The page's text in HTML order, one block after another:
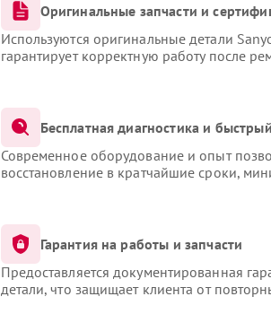
Оригинальные запчасти и
Используются оригинальные детали
гарантирует корректную работу после
Бесплатная диагностика и
Современное оборудование и опыт
восстановление в кратчайшие сроки,
Гарантия на работы и запчасти
Предоставляется документированная
детали, что защищает клиента от